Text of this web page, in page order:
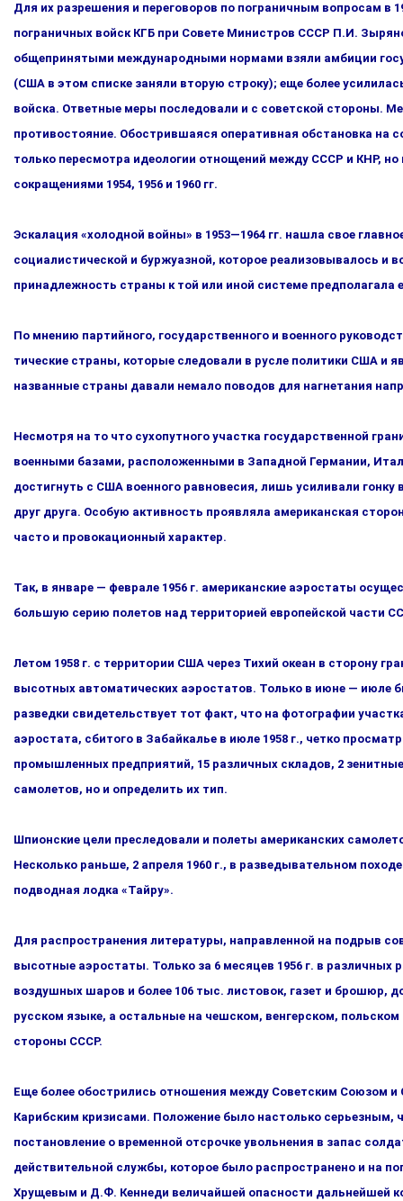
Для их разрешения и переговоров по пограничным вопросам в
пограничных войск КГБ при Совете Министров СССР П.И.
общепринятыми международными нормами взяли амбиции
(США в этом списке заняли вторую строку); еще более
войска. Ответные меры последовали и с со­ветской стороны.
противостояние. Обострившаяся опе­ративная обстановка на
только пересмотра идеологии отнощений между СССР и КНР,
сокращениями 1954, 1956 и 1960 гг.
Эскалация «холодной войны» в 1953—1964 гг. нашла свое
социалистической и буржуазной, которое реализовыва­лось и
принадлежность страны к той или иной системе
По мнению партийного, государственного и военного
тические страны, которые следовали в русле политики США и
названные страны давали немало поводов для нагнетания
Несмотря на то что сухопутного участка государственной
военными базами, расположенными в Западной Гер­мании,
достигнуть с США военного равновесия, лишь усиливали
друг друга. Особую активность прояв­ляла американская
часто и провокационный характер.
Так, в январе — феврале 1956 г. американские аэростаты
большую серию полетов над территорией европейской ча­сти
Летом 1958 г. с территории США через Тихий океан в сторону
высотных автоматических аэростатов. Только в июне — июле
разведки свидетельствует тот факт, что на фотографии
аэростата, сбитого в Забайкалье в июле 1958 г., четко
промышленных предприятий, 15 различных складов, 2
самолетов, но и определить их тип.
Шпионские цели преследовали и полеты американских
Несколько раньше, 2 апреля 1960 г., в разведывательном
подводная лодка «Тайру».
Для распространения литературы, направленной на подрыв
высотные аэростаты. Только за 6 месяцев 1956 г. в
воздушных шаров и более 106 тыс. листовок, газет и бро­шюр,
русском языке, а остальные на чешском, венгерском,
стороны СССР.
Еще более обострились отношения между Советским Союзом и
Карибским кризисами. Положение было настолько серь­езным,
постановление о временной отсрочке увольнения в запас
действительной службы, которое было распространено и на
Хрущевым и Д.Ф. Кеннеди величайшей опасности дальнейшей